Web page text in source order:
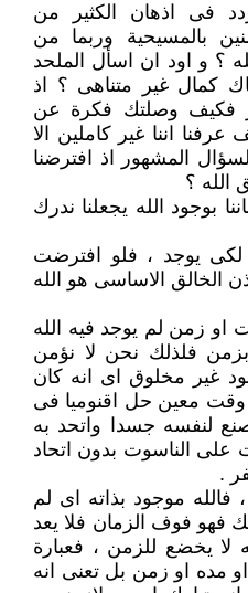
فى اذهان الكثير من
بالمسيحية وربما من
؟ و اود ان اسأل الملحد
كمال غير متناهى ؟ اذ
فكيف وصلتك فكرة عن
اننا غير كاملين الا
المشهور اذ افترضنا
الله ؟
بوجود الله يجعلنا ندرك
لكى يوجد ، فلو افترضت
الخالق الاساسى هو الله
او زمن لم يوجد فيه الله
فلذلك نحن لا نؤمن
غير مخلوق اى انه كان
وقت معين حل اقنوميا فى
لنفسه جسدا واتحد به
الناسوت بدون اتحاد
.
فالله موجود بذاته اى لم
فهو فوف الزمان فلا يعد
لا يخضع للزمن ، فعبارة
او مده او زمن بل تعنى انه